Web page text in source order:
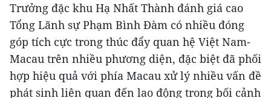
Trưởng đặc khu Hạ Nhất Thành đánh giá cao
Tổng Lãnh sự Phạm Bình Đàm có nhiều đóng
góp tích cực trong thúc đẩy quan hệ Việt Nam-
Macau trên nhiều phương diện, đặc biệt đã phối
hợp hiệu quả với phía Macau xử lý nhiều vấn đề
phát sinh liên quan đến lao động trong bối cảnh